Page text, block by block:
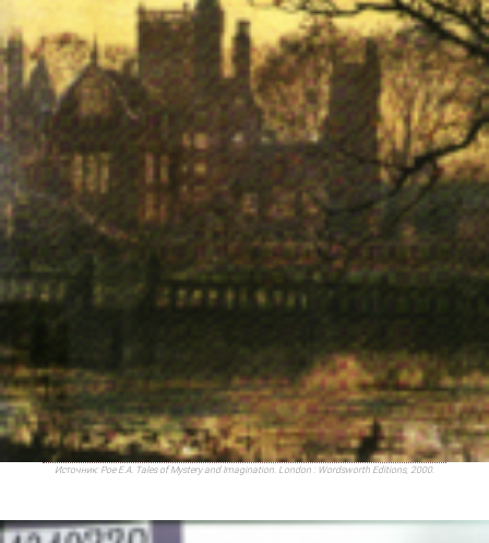
Источник: Poe E.A. Tales of Mystery and Imagination. London : Wordsworth Editions, 2000.